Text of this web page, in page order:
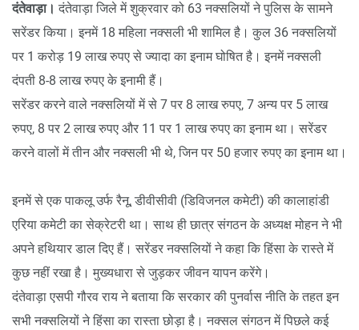
दंतेवाड़ा। दंतेवाड़ा जिले में शुक्रवार को 63 नक्सलियों ने पुलिस के सामने
सरेंडर किया। इनमें 18 महिला नक्सली भी शामिल है। कुल 36 नक्सलियों
पर 1 करोड़ 19 लाख रुपए से ज्यादा का इनाम घोषित है। इनमें नक्सली
दंपती 8-8 लाख रुपए के इनामी हैं।
सरेंडर करने वाले नक्सलियों में से 7 पर 8 लाख रुपए, 7 अन्य पर 5 लाख
रुपए, 8 पर 2 लाख रुपए और 11 पर 1 लाख रुपए का इनाम था। सरेंडर
करने वालों में तीन और नक्सली भी थे, जिन पर 50 हजार रुपए का इनाम था।
इनमें से एक पाकलू उर्फ रैनू, डीवीसीवी (डिविजनल कमेटी) की कालाहांडी
एरिया कमेटी का सेक्रेटरी था। साथ ही छात्र संगठन के अध्यक्ष मोहन ने भी
अपने हथियार डाल दिए हैं। सरेंडर नक्सलियों ने कहा कि हिंसा के रास्ते में
कुछ नहीं रखा है। मुख्यधारा से जुड़कर जीवन यापन करेंगे।
दंतेवाड़ा एसपी गौरव राय ने बताया कि सरकार की पुनर्वास नीति के तहत इन
सभी नक्सलियों ने हिंसा का रास्ता छोड़ा है। नक्सल संगठन में पिछले कई